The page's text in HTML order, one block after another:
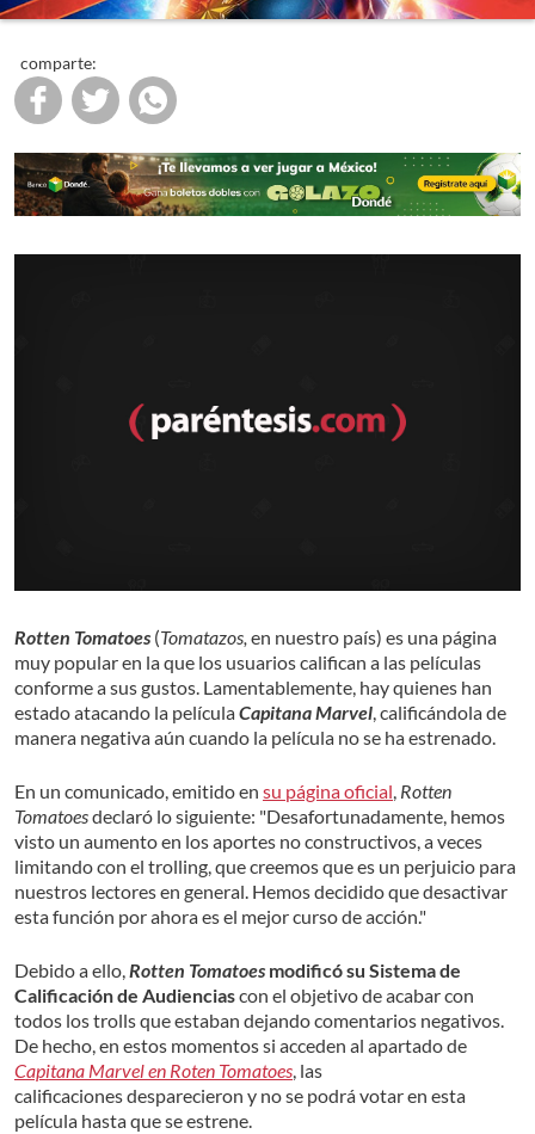
comparte:
Rotten Tomatoes (Tomatazos, en nuestro país) es una página
muy popular en la que los usuarios califican a las películas
conforme a sus gustos. Lamentablemente, hay quienes han
estado atacando la películaCapitana Marvel, calificándola de
manera negativa aún cuando la película no se ha estrenado.
En un comunicado, emitido en su página oficial, Rotten
Tomatoesdeclaró lo siguiente: "Desafortunadamente, hemos
visto un aumento en los aportes no constructivos, a veces
limitando con el trolling, que creemos que es un perjuicio para
nuestros lectores en general. Hemos decidido que desactivar
esta función por ahora es el mejor curso de acción."
Debido a ello,Rotten Tomatoes modificó su Sistema de
Calificación de Audienciascon el objetivo de acabar con
todos los trolls que estaban dejando comentarios negativos.
De hecho, en estos momentos si acceden al apartado de
Capitana Marvel en Roten Tomatoes, las
calificaciones desparecieron y no se podrá votar en esta
película hasta que se estrene.